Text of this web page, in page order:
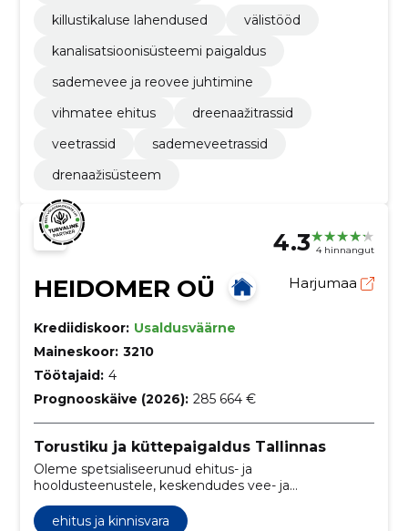
killustikaluse lahendused
välistööd
kanalisatsioonisüsteemi paigaldus
sademevee ja reovee juhtimine
vihmatee ehitus
dreenaažitrassid
veetrassid
sademeveetrassid
drenaažisüsteem
4.3 4 hinnangut
HEIDOMER OÜ Harjumaa
Krediidiskoor: Usaldusväärne
Maineskoor: 3210
Töötajaid: 4
Prognooskäive (2026): 285 664 €
Torustiku ja küttepaigaldus Tallinnas
Oleme spetsialiseerunud ehitus- ja
hooldusteenustele, keskendudes vee- ja
kanalisatsioonisüsteemidele, tuletõrjevee ja
küttesüsteemide lahendustele.
ehitus ja kinnisvara